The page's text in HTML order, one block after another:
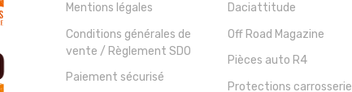
Mentions légales
Conditions générales de
vente / Règlement SDO
Paiement sécurisé
Daciattitude
Off Road Magazine
Pièces auto R4
Protections carrosserie